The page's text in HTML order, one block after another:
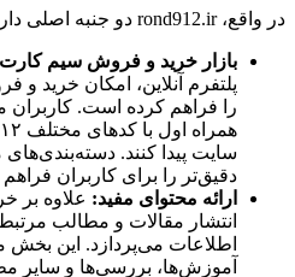
در واقع، rond912.ir دو جنبه اصلی دارد:
بازار خرید و فروش سیم کارت
پلتفرم آنلاین، امکان خرید
را فراهم کرده است. کاربران
سایت پیدا کنند.
دقیق‌تر را برای کاربران
ارائه محتوای مفید:
انتشار مقالات و مطالب
اطلاعات می‌پردازد. این بخش
آموزش‌ها، بررسی‌ها و سایر